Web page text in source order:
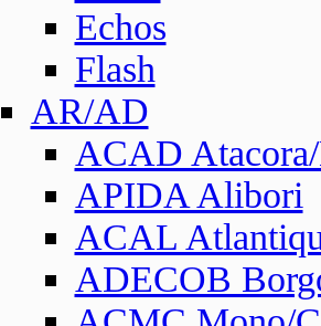
Echos
Flash
AR/AD
ACAD
APIDA Alibori
ACAL
ADECOB